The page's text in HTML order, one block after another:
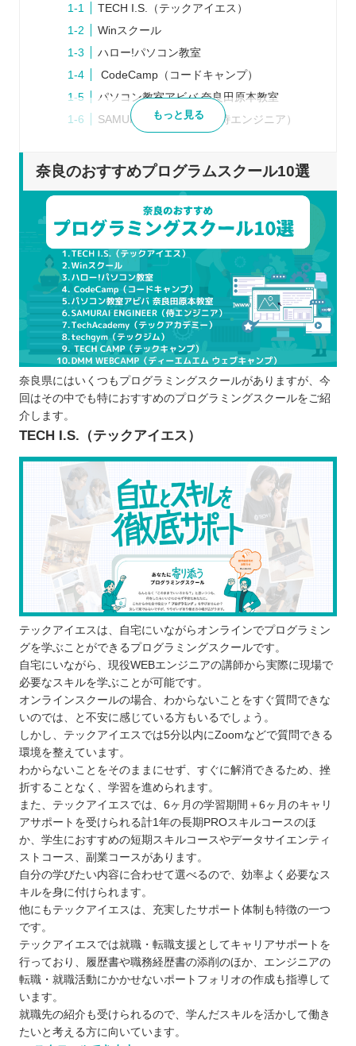
TECH I.S.（テックアイエス）
Winスクール
ハロー!パソコン教室
CodeCamp（コードキャンプ）
パソコン教室アビバ 奈良田原本教室
SAMURAI ENGINEER（侍エンジニア）
techgym（テックジム）
DMM WEBCAMP（ディーエムエム ウェブ
キャンプ）
プログラムスクールを選ぶポイント
通学とオンラインのどちらで通えるのか
目標にマッチする学習ができるか
習得したい言語に対応しているのか
適切な料金と規約内容であるか
就職・転職に強いスクールであるか
プログラムスクールで学習するメリット
質問しやすいから疑問を残さない
独学と比べて学習効率が良い
IT人材に必要なスキルも学べる
プログラムスクールで学ぶ際の注意点
最終的なゴール地点を明確にする
継続して学べるスケジュールであるか確認
する
無料体験などで雰囲気や学びやすさを確認
する
奈良で自分に合ったプログラムスクールを選ぼ
う！
もっと見る
奈良のおすすめプログラムスクール10選
奈良県にはいくつもプログラミングスクールがありますが、今
回はその中でも特におすすめのプログラミングスクールをご紹
介します。
TECH I.S.（テックアイエス）
テックアイエスは、自宅にいながらオンラインでプログラミン
グを学ぶことができるプログラミングスクールです。
自宅にいながら、現役WEBエンジニアの講師から実際に現場で
必要なスキルを学ぶことが可能です。
オンラインスクールの場合、わからないことをすぐ質問できな
いのでは、と不安に感じている方もいるでしょう。
しかし、テックアイエスでは5分以内にZoomなどで質問できる
環境を整えています。
わからないことをそのままにせず、すぐに解消できるため、挫
折することなく、学習を進められます。
また、テックアイエスでは、6ヶ月の学習期間＋6ヶ月のキャリ
アサポートを受けられる計1年の長期PROスキルコースのほ
か、学生におすすめの短期スキルコースやデータサイエンティ
ストコース、副業コースがあります。
自分の学びたい内容に合わせて選べるので、効率よく必要なス
キルを身に付けられます。
他にもテックアイエスは、充実したサポート体制も特徴の一つ
です。
テックアイエスでは就職・転職支援としてキャリアサポートを
行っており、履歴書や職務経歴書の添削のほか、エンジニアの
転職・就職活動にかかせないポートフォリオの作成も指導して
います。
就職先の紹介も受けられるので、学んだスキルを活かして働き
たいと考える方に向いています。